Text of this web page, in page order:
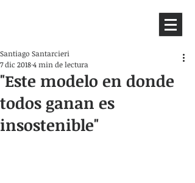
"Este modelo en donde
todos ganan es
insostenible"
Santiago Santarcieri
7 dic 20184 min de lectura